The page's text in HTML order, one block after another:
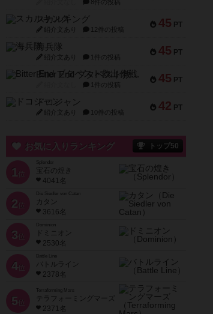
8件の投稿
45 PT
スカルキング
紹介文あり 12件の投稿
45 PT
海兵隊
紹介文あり 1件の投稿
45 PT
Bitter End ブタペスト救出作戦
1件の投稿
42 PT
ドコジャン
紹介文あり 10件の投稿
お気に入りランキング トップ50
1 位
宝石の煌き
4041名
2 位
Die Siedler von Catan
カタン
3616名
3 位
ドミニオン
2530名
4位
Battle Line
バトルライン
2378名
5 位
Terraforming Mars
テラフォーミングマーズ
2371名